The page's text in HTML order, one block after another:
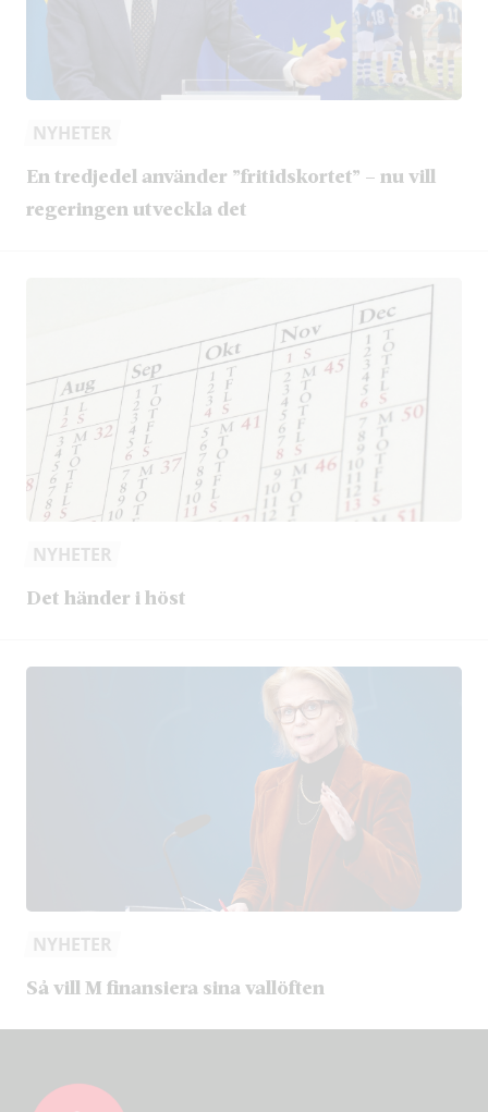
NYHETER
En tredjedel använder ”fritidskortet” – nu vill
regeringen utveckla det
NYHETER
Det händer i höst
NYHETER
Så vill M finansiera sina vallöften